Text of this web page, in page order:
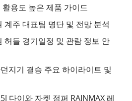
용도 높은 제품 가이드
계주 대표팀 명단 및 전망 분석
허들 경기일정 및 관람 정보 안
지기 결승 주요 하이라이트 및
다이와 자켓 점퍼 RAINMAX 레